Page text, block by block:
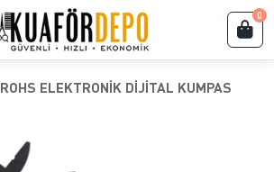
0
ROHS ELEKTRONİK DİJİTAL KUMPAS